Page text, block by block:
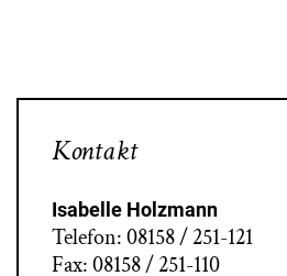
Kontakt
Isabelle Holzmann
Telefon: 08158 / 251-121
Fax: 08158 / 251-110